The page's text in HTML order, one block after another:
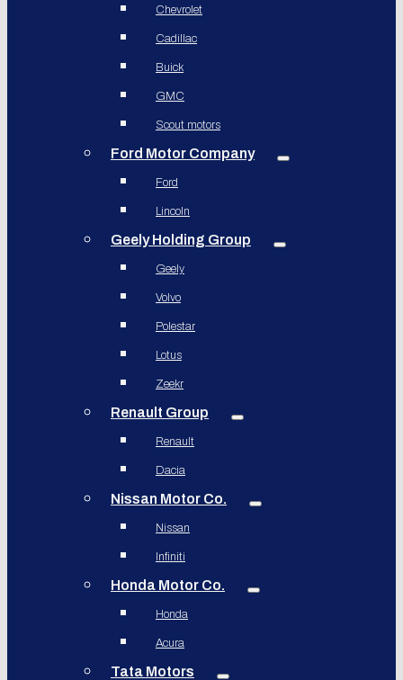
Chevrolet
Cadillac
Buick
GMC
Scout motors
Ford Motor Company
Ford
Lincoln
Geely Holding Group
Geely
Volvo
Polestar
Lotus
Zeekr
Renault Group
Renault
Dacia
Nissan Motor Co.
Nissan
Infiniti
Honda Motor Co.
Honda
Acura
Tata Motors